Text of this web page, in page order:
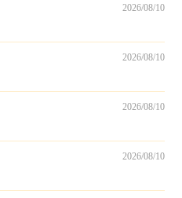
2026/08/10
2026/08/10
2026/08/10
2026/08/10